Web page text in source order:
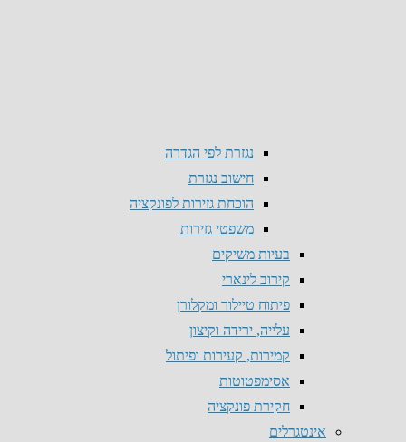
נגזרת לפי הגדרה
חישוב נגזרת
הוכחת גזירות לפונקציה
משפטי גזירות
בעיות משיקים
קירוב לינארי
פיתוח טיילור ומקלורן
עלייה, ירידה וקיצון
קמירות, קעירות ופיתול
אסימפטוטות
חקירת פונקציה
אינטגרלים